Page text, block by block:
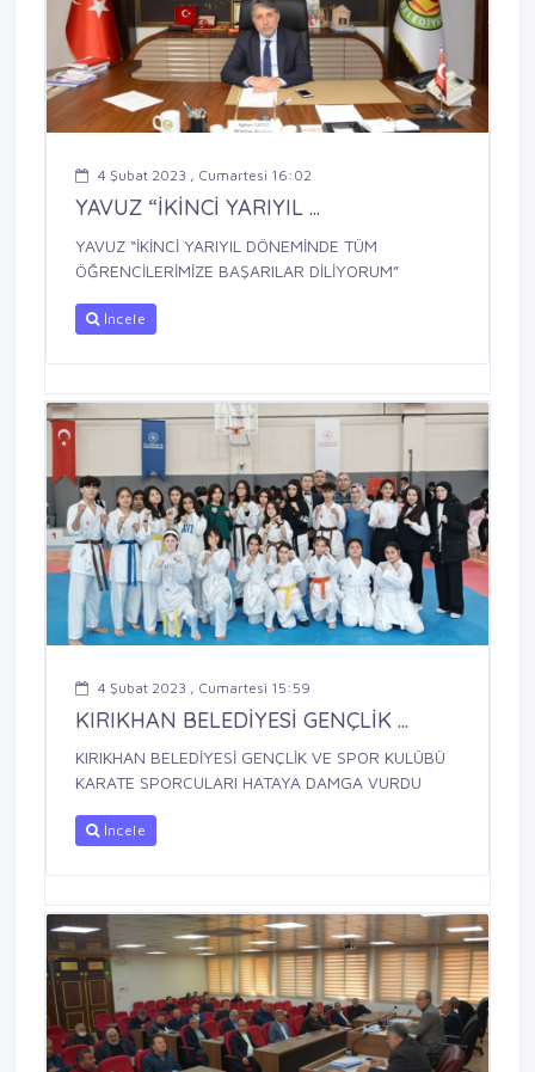
4 Şubat 2023 , Cumartesi 16:02
YAVUZ “İKİNCİ YARIYIL ...
YAVUZ “İKİNCİ YARIYIL DÖNEMİNDE TÜM
ÖĞRENCİLERİMİZE BAŞARILAR DİLİYORUM”
İncele
4 Şubat 2023 , Cumartesi 15:59
KIRIKHAN BELEDİYESİ GENÇLİK ...
KIRIKHAN BELEDİYESİ GENÇLİK VE SPOR KULÜBÜ
KARATE SPORCULARI HATAYA DAMGA VURDU
İncele